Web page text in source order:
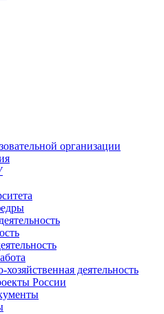
организации
деятельность
России